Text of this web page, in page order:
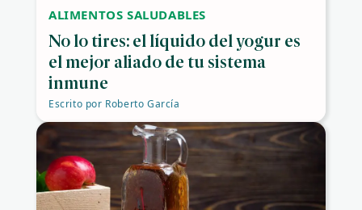
ALIMENTOS SALUDABLES
No lo tires: el líquido del yogur es
el mejor aliado de tu sistema
inmune
Escrito por Roberto García